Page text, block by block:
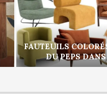
FAUTEUILS
DU PEPS